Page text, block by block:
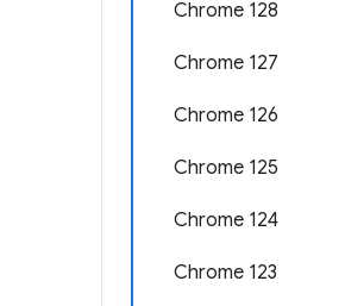
Chrome 128
Chrome 127
Chrome 126
Chrome 125
Chrome 124
Chrome 123